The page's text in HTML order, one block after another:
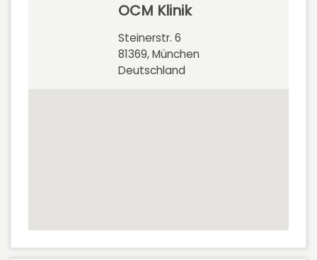
OCM Klinik
Steinerstr. 6
81369, München
Deutschland